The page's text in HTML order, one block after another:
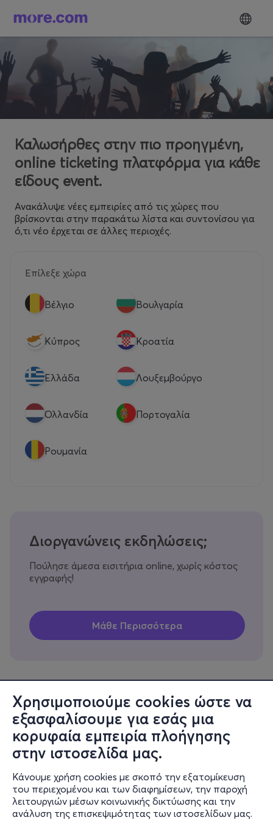
Χρησιμοποιούμε cookies ώστε να
εξασφαλίσουμε για εσάς μια
κορυφαία εμπειρία πλοήγησης
στην ιστοσελίδα μας.
Κάνουμε χρήση cookies με σκοπό την εξατομίκευση
του περιεχομένου και των διαφημίσεων, την παροχή
λειτουργιών μέσων κοινωνικής δικτύωσης και την
ανάλυση της επισκεψιμότητας των ιστοσελίδων μας.
Καλωσήρθες στην πιο προηγμένη,
online ticketing πλατφόρμα για κάθε
είδους event.
Ανακάλυψε νέες εμπειρίες από τις χώρες που
βρίσκονται στην παρακάτω λίστα και συντονίσου για
ό,τι νέο έρχεται σε άλλες περιοχές.
Επίλεξε χώρα
Βέλγιο Βουλγαρία
Κύπρος Κροατία
Eλλάδα Λουξεμβούργο
Ολλανδία Πορτογαλία
Ρουμανία
Διοργανώνεις εκδηλώσεις;
Πούλησε άμεσα εισιτήρια online, χωρίς κόστος
εγγραφής!
Πληροφορίες
Υποστήριξη
Stay Connected